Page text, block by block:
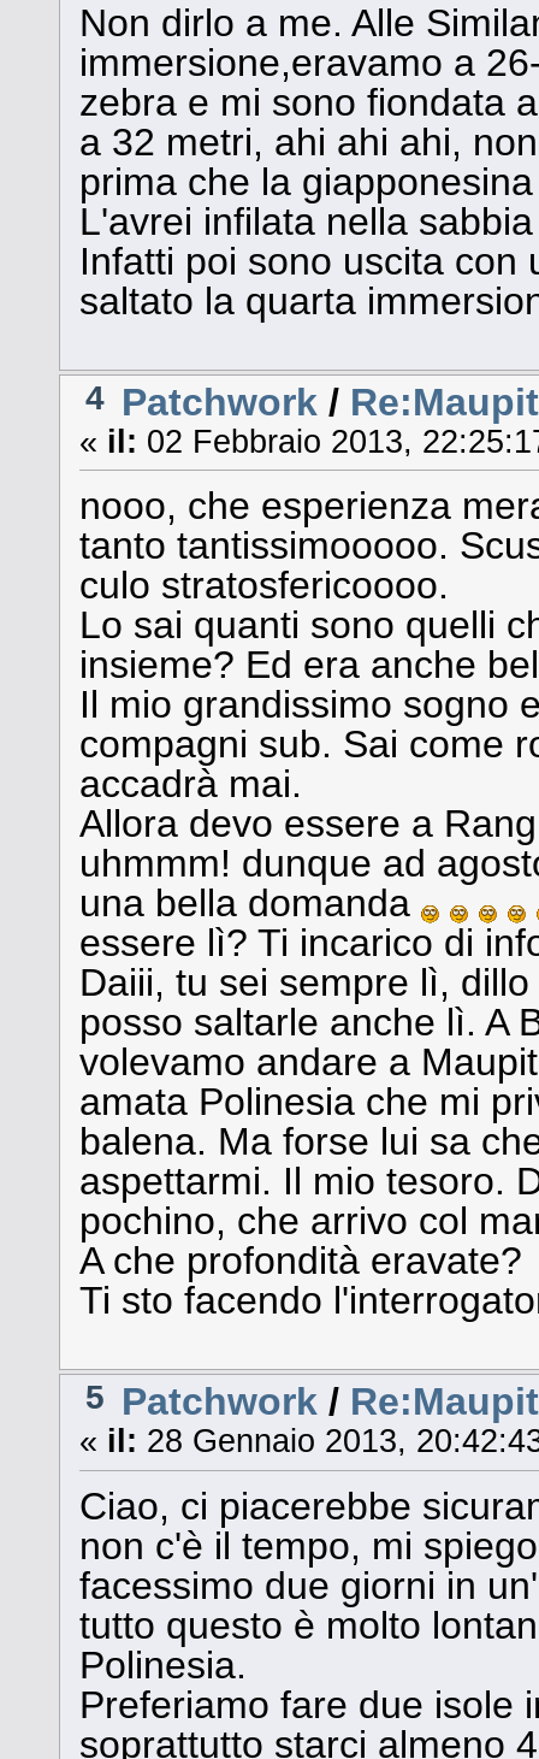
Non dirlo a me. Alle
immersione,eravamo a
zebra e mi sono fiondata
a 32 metri, ahi ahi ahi,
prima che la
L'avrei infilata nella
Infatti poi sono uscita con
saltato la quarta
4 Patchwork /
« il: 02 Febbraio 2013,
nooo, che esperienza
tanto tantissimooooo.
culo stratosfericoooo.
Lo sai quanti sono quelli
insieme? Ed era anche
Il mio grandissimo sogno
compagni sub. Sai come
accadrà mai.
Allora devo essere a
uhmmm! dunque ad
una bella domanda
essere lì? Ti incarico di
Daiii, tu sei sempre lì,
posso saltarle anche lì. A
volevamo andare a
amata Polinesia che mi
balena. Ma forse lui sa
aspettarmi. Il mio tesoro.
pochino, che arrivo col
A che profondità eravate?
Ti sto facendo
5 Patchwork /
« il: 28 Gennaio 2013,
Ciao, ci piacerebbe
non c'è il tempo, mi
facessimo due giorni in
tutto questo è molto
Polinesia.
Preferiamo fare due isole
soprattutto starci almeno